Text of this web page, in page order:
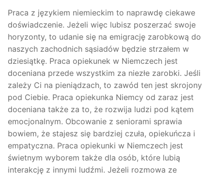
Praca z językiem niemieckim to naprawdę ciekawe
doświadczenie. Jeżeli więc lubisz poszerzać swoje
horyzonty, to udanie się na emigrację zarobkową do
naszych zachodnich sąsiadów będzie strzałem w
dziesiątkę. Praca opiekunek w Niemczech jest
doceniana przede wszystkim za niezłe zarobki. Jeśli
zależy Ci na pieniądzach, to zawód ten jest skrojony
pod Ciebie. Praca opiekunka Niemcy od zaraz jest
doceniana także za to, że rozwija ludzi pod kątem
emocjonalnym. Obcowanie z seniorami sprawia
bowiem, że stajesz się bardziej czuła, opiekuńcza i
empatyczna. Praca opiekunki w Niemczech jest
świetnym wyborem także dla osób, które lubią
interakcję z innymi ludźmi. Jeżeli rozmowa ze